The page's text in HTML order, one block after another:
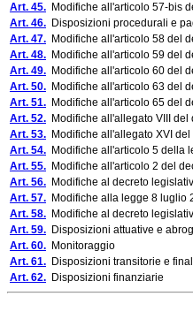
Art. 45. Modifiche all'articolo 57-bis
Art. 46. Disposizioni procedurali e
Art. 47. Modifiche all'articolo 58 del
Art. 48. Modifiche all'articolo 59 del
Art. 49. Modifiche all'articolo 60 del
Art. 50. Modifiche all'articolo 63 del
Art. 51. Modifiche all'articolo 65 del
Art. 52. Modifiche all'allegato VIII
Art. 53. Modifiche all'allegato XVI
Art. 54. Modifiche all'articolo 5 della
Art. 55. Modifiche all'articolo 2 del
Art. 56. Modifiche al decreto
Art. 57. Modifiche alla legge 8 luglio
Art. 58. Modifiche al decreto
Art. 59. Disposizioni attuative e
Art. 60. Monitoraggio
Art. 61. Disposizioni transitorie e
Art. 62. Disposizioni finanziarie